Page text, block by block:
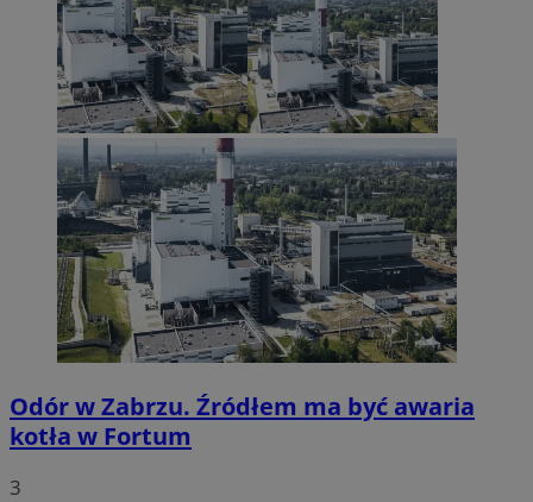
Odór w Zabrzu. Źródłem ma być awaria
kotła w Fortum
3